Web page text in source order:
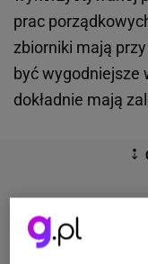
prac
zbiorniki mają
być wygodniejsze
dokładnie mają